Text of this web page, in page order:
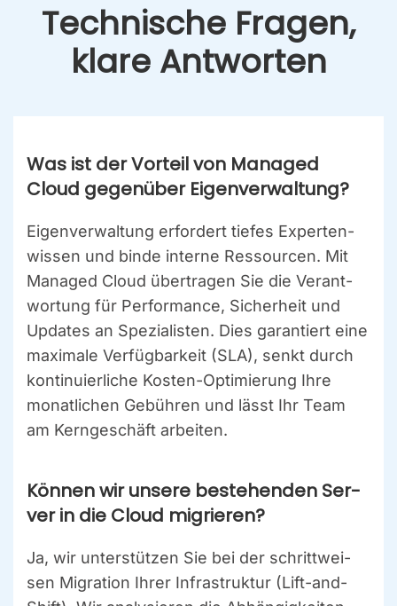
Tech­ni­sche Fra­gen,
kla­re Ant­wor­ten
Was ist der Vor­teil von Mana­ged
Cloud gegen­über Eigen­ver­wal­tung?
Eigen­ver­wal­tung erfor­dert tie­fes Exper­ten­
wis­sen und bin­de inter­ne Res­sour­cen. Mit
Mana­ged Cloud über­tra­gen Sie die Ver­ant­
wor­tung für Per­for­mance, Sicher­heit und
Updates an Spe­zia­lis­ten. Dies garan­tiert eine
maxi­ma­le Ver­füg­bar­keit (SLA), senkt durch
kon­ti­nu­ier­li­che Kos­ten-Opti­mie­rung Ihre
monat­li­chen Gebüh­ren und lässt Ihr Team
am Kern­ge­schäft arbei­ten.
Kön­nen wir unse­re bestehen­den Ser­
ver in die Cloud migrie­ren?
Ja, wir unter­stüt­zen Sie bei der schritt­wei­
sen Migra­ti­on Ihrer Infra­struk­tur (Lift-and-